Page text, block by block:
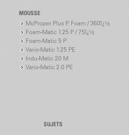
MOUSSE
McProper Plus P, Foam / 360ï¿½
Foam-Matic 1.25 P / 75ï¿½
Foam-Matic 5 P
Vario-Matic 1.25 PE
Indu-Matic 20 M
Vario-Matic 2.0 PE
SUJETS